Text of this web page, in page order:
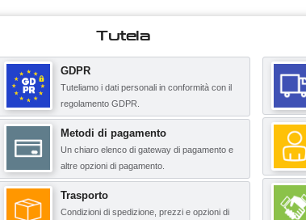
Tutela
GDPR
Tuteliamo i dati personali in conformità con il
regolamento GDPR.
Metodi di pagamento
Un chiaro elenco di gateway di pagamento e
altre opzioni di pagamento.
Trasporto
Condizioni di spedizione, prezzi e opzioni di